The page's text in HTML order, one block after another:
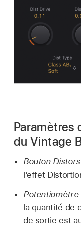
Paramètres
du Vintage
Bouton
l’effet
Potentiomètre
la quantité de
de sortie est